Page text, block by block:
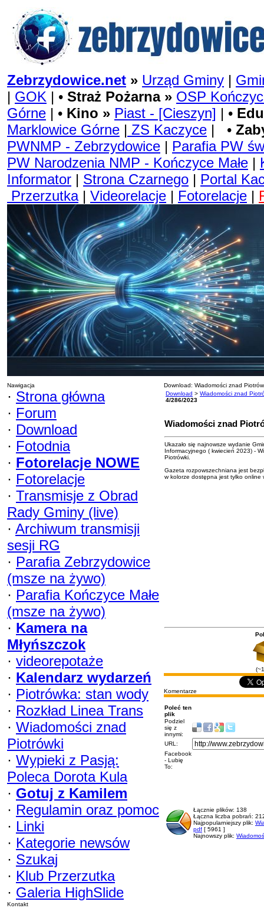
Zebrzydowice.net » Urząd Gminy |
| GOK | • Straż Pożarna » OSP
Górne | • Kino » Piast - [Cieszyn] | •
Marklowice Górne | ZS Kaczyce | •
PWNMP - Zebrzydowice | Parafia PW
PW Narodzenia NMP - Kończyce Małe |
Informator | Strona Czarnego | Portal
Przerzutka| Videorelacje | Fotorelacje |
Nawigacja
· Strona główna
· Forum
· Download
· Fotodnia
· Fotorelacje NOWE
· Fotorelacje
· Transmisje z Obrad
Rady Gminy (live)
· Archiwum transmisji
sesji RG
· Parafia Zebrzydowice
(msze na żywo)
· Parafia Kończyce Małe
(msze na żywo)
· Kamera na
Młyńszczok
· videorepotaże
· Kalendarz wydarzeń
· Piotrówka: stan wody
· Rozkład Linea Trans
· Wiadomości znad
Piotrówki
· Wypieki z Pasją:
Poleca Dorota Kula
· Gotuj z Kamilem
· Regulamin oraz pomoc
· Linki
· Kategorie newsów
· Szukaj
· Klub Przerzutka
· Galeria HighSlide
Kontakt
Download: Wiadomości znad
Download > Wiadomości znad
4/286/2023
Wiadomości znad
Ukazało się najnowsze wydanie
Informacyjnego ( kwiecień 2023) -
Piotrówki.
Gazeta rozpowszechniana jest
w kolorze dostępna jest tylko online
Komentarze
Poleć ten
plik
Podziel
się z
innymi:
URL:
Facebook
- Lubię
To:
Łącznie plików: 138
Łączna liczba pobrań:
Najpopularniejszy plik:
pdf [ 5961 ]
Najnowszy plik: